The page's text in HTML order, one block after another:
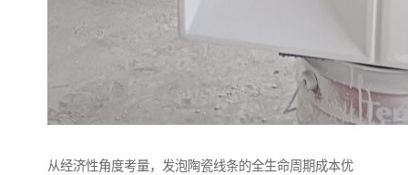
从经济性角度考量，发泡陶瓷线条的全生命周期成本优